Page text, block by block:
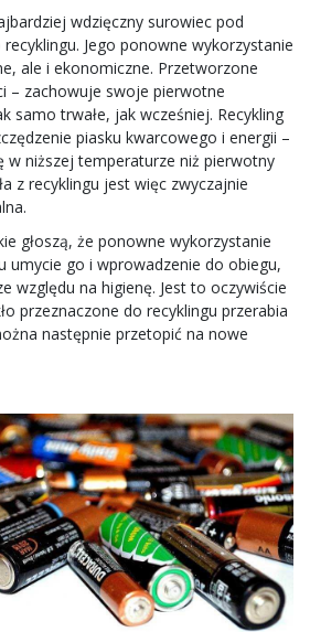
wdzięczny surowiec pod
Jego ponowne wykorzystanie
ale i ekonomiczne. Przetworzone
– zachowuje swoje pierwotne
samo trwałe, jak wcześniej. Recykling
piasku kwarcowego i energii –
w niższej temperaturze niż pierwotny
z recyklingu jest więc zwyczajnie
głoszą, że ponowne wykorzystanie
umycie go i wprowadzenie do obiegu,
względu na higienę. Jest to oczywiście
przeznaczone do recyklingu przerabia
następnie przetopić na nowe